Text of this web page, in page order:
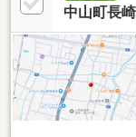
中山町長